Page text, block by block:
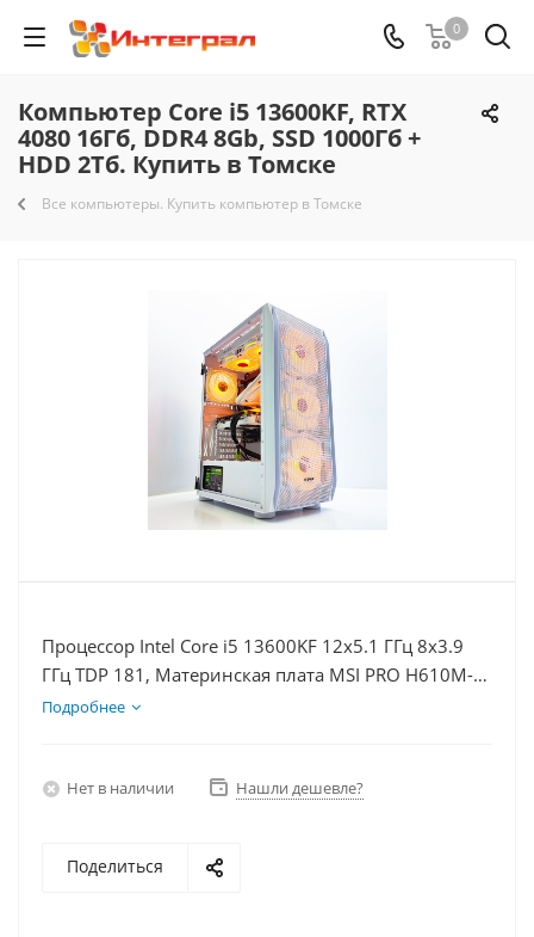
0
Компьютер Core i5 13600KF, RTX
4080 16Гб, DDR4 8Gb, SSD 1000Гб +
HDD 2Тб. Купить в Томске
Все компьютеры. Купить компьютер в Томске
Процессор Intel Core i5 13600KF 12x5.1 ГГц 8x3.9
ГГц TDP 181, Материнская плата MSI PRO H610M-E,
Видеокарта RTX 4080 16Гб, Память DDR4 8Gb,
Подробнее
Нет в наличии Нашли дешевле?
Поделиться